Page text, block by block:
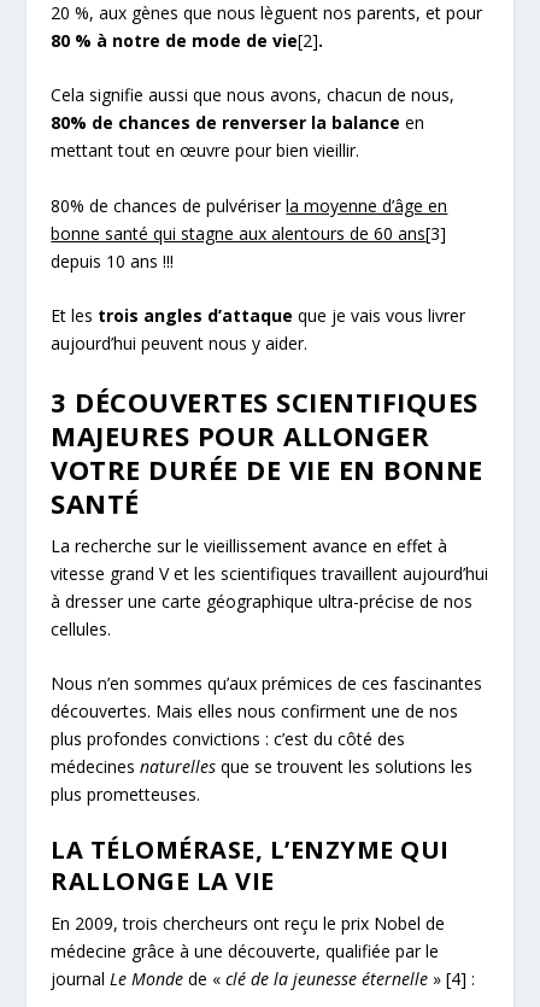
20 %, aux gènes que nous lèguent nos parents, et pour
80 % à notre de mode de vie[2].
Cela signifie aussi que nous avons, chacun de nous,
80% de chances de renverser la balance en
mettant tout en œuvre pour bien vieillir.
80% de chances de pulvériserla moyenne d’âge en
bonne santé qui stagne aux alentours de 60 ans[3]
depuis 10 ans !!!
Et les trois angles d’attaque que je vais vous livrer
aujourd’hui peuvent nous y aider.
3 DÉCOUVERTES SCIENTIFIQUES
MAJEURES POUR ALLONGER
VOTRE DURÉE DE VIE EN BONNE
SANTÉ
La recherche sur le vieillissement avance en effet à
vitesse grand V et les scientifiques travaillent aujourd’hui
à dresser une carte géographique ultra-précise de nos
cellules.
Nous n’en sommes qu’aux prémices de ces fascinantes
découvertes. Mais elles nous confirment une de nos
plus profondes convictions : c’est du côté des
médecinesnaturellesque se trouvent les solutions les
plus prometteuses.
LA TÉLOMÉRASE, L’ENZYME QUI
RALLONGE LA VIE
En 2009, trois chercheurs ont reçu le prix Nobel de
médecine grâce à une découverte, qualifiée par le
journalLe Monde de «clé de la jeunesse éternelle »[4] :